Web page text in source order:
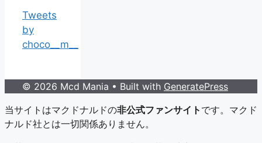
Tweets
by
choco__m__
© 2026 Mcd Mania • Built with GeneratePress
当サイトはマクドナルドの非公式ファンサイト です。マクド
ナルド社とは一切関係ありません。